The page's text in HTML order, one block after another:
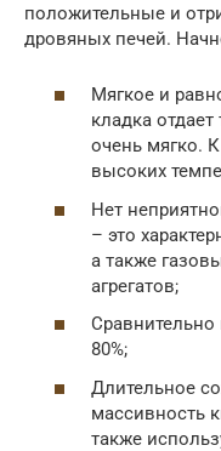
положительные и
дровяных печей.
Мягкое и
кладка
очень мягко.
высоких
Нет
– это
а также
агрегатов;
80%;
Длительное
массивность
также